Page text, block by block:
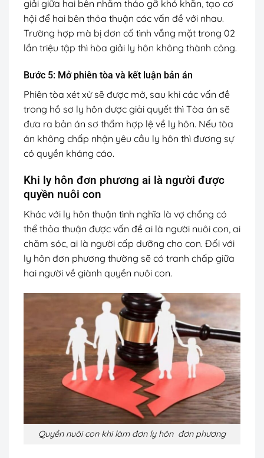
giải giữa hai bên nhằm tháo gỡ khó khăn, tạo cơ
hội để hai bên thỏa thuận các vấn đề với nhau.
Trường hợp mà bị đơn cố tình vắng mặt trong 02
lần triệu tập thì hòa giải ly hôn không thành công.
Bước 5: Mở phiên tòa và kết luận bản án
Phiên tòa xét xử sẽ được mở, sau khi các vấn đề
trong hồ sơ ly hôn được giải quyết thì Tòa án sẽ
đưa ra bản án sơ thẩm hợp lệ về ly hôn. Nếu tòa
án không chấp nhận yêu cầu ly hôn thì đương sự
có quyền kháng cáo.
Khi ly hôn đơn phương ai là người được
quyền nuôi con
Khác với ly hôn thuận tình nghĩa là vợ chồng có
thể thỏa thuận được vấn đề ai là người nuôi con, ai
chăm sóc, ai là người cấp dưỡng cho con. Đối với
ly hôn đơn phương thường sẽ có tranh chấp giữa
hai người về giành quyền nuôi con.
Quyền nuôi con khi làm đơn ly hôn đơn phương